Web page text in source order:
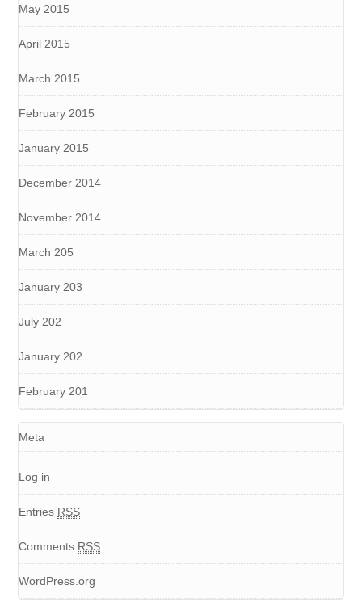
May 2015
April 2015
March 2015
February 2015
January 2015
December 2014
November 2014
March 205
January 203
July 202
January 202
February 201
Meta
Log in
Entries RSS
Comments RSS
WordPress.org